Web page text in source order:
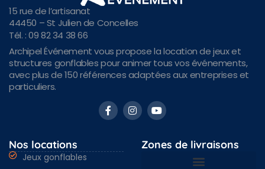
15 rue de l’artisanat
44450 – St Julien de Concelles
Tél. : 09 82 34 38 66
Archipel Événement vous propose la location de jeux et
structures gonflables pour animer tous vos événements,
avec plus de 150 références adaptées aux entreprises et
particuliers.
Nos locations
Jeux gonflables
Zones de livraisons